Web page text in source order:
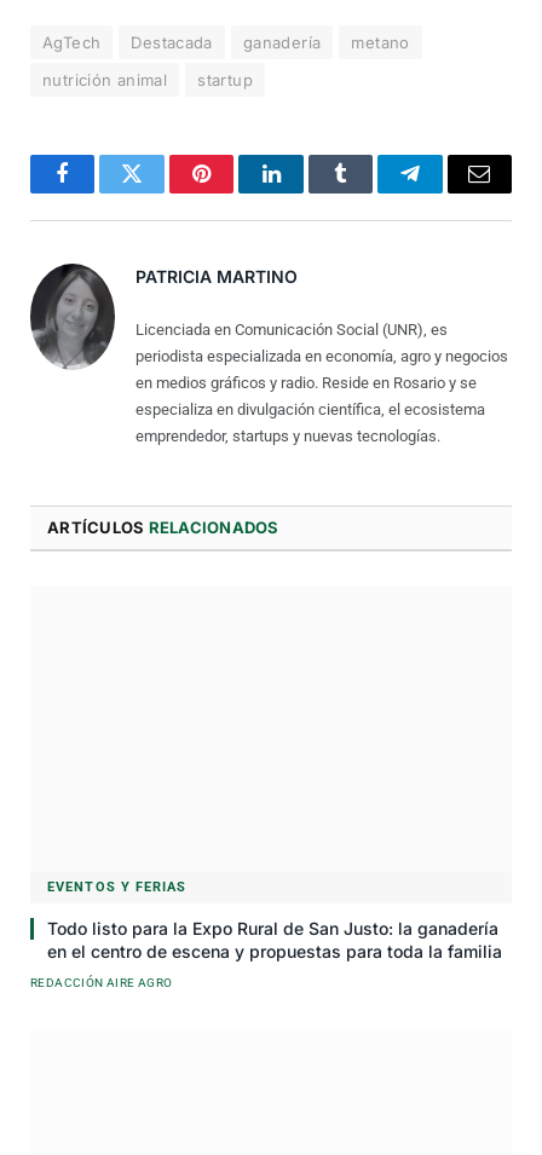
AgTech Destacada ganadería
metano
nutrición animal
startup
FacebookTwitter PinterestLinkedInTumblr TelegramCorreo
PATRICIA MARTINO
Licenciada en Comunicación Social (UNR), es
periodista especializada en economía, agro y negocios
en medios gráficos y radio. Reside en Rosario y se
especializa en divulgación científica, el ecosistema
emprendedor, startups y nuevas tecnologías.
ARTÍCULOS RELACIONADOS
EVENTOS Y FERIAS
Todo listo para la Expo Rural de San Justo: la ganadería
en el centro de escena y propuestas para toda la familia
REDACCIÓN AIRE AGRO